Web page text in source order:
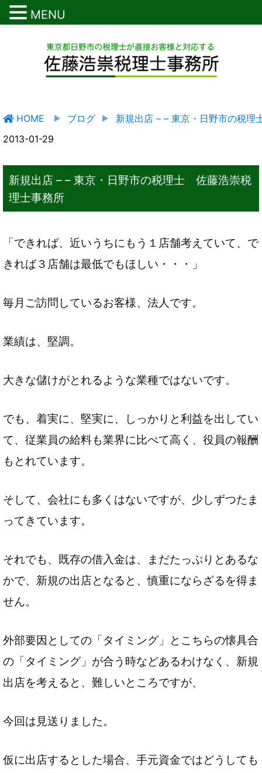
HOME ブログ
新規出店 – – 東京・日野市の税
2013-01-29
新規出店 – – 東京・日野市の税理士 佐藤浩崇税
理士事務所
「できれば、近いうちにもう１店舗考えていて、で
きれば３店舗は最低でもほしい・・・」
毎月ご訪問しているお客様、法人です。
業績は、堅調。
大きな儲けがとれるような業種ではないです。
でも、着実に、堅実に、しっかりと利益を出してい
て、従業員の給料も業界に比べて高く、役員の報酬
もとれています。
そして、会社にも多くはないですが、少しずつたま
ってきています。
それでも、既存の借入金は、まだたっぷりとあるな
かで、新規の出店となると、慎重にならざるを得ま
せん。
外部要因としての「タイミング」とこちらの懐具合
の「タイミング」が合う時などあるわけなく、新規
出店を考えると、難しいところですが、
今回は見送りました。
仮に出店するとした場合、手元資金ではどうしても
MENU